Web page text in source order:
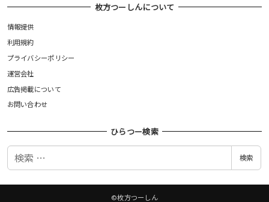
枚方つーしんについて
情報提供
利用規約
プライバシーポリシー
運営会社
広告掲載について
お問い合わせ
ひらつー検索
検
検索
©枚方つーしん